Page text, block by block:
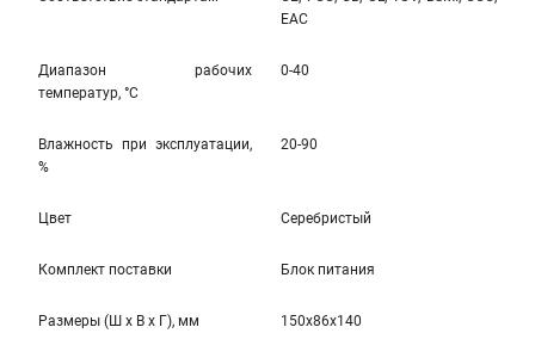
EAC
Диапазон рабочих
температур, °С
0-40
Влажность при эксплуатации,
%
20-90
Цвет Серебристый
Комплект поставки Блок питания
Размеры (Ш x В x Г), мм 150x86x140